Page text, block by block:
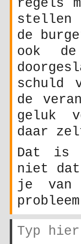
regels
stellen
de
ook
schuld
de
geluk
daar
Dat is
niet dat
je